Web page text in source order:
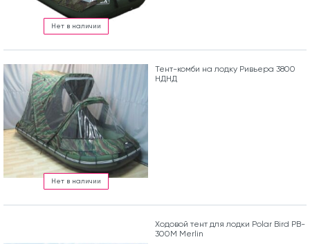
Нет в наличии
Нет в наличии
Тент-комби на лодку Ривьера 3800
НДНД
Ходовой тент для лодки Polar Bird PB-
300M Merlin